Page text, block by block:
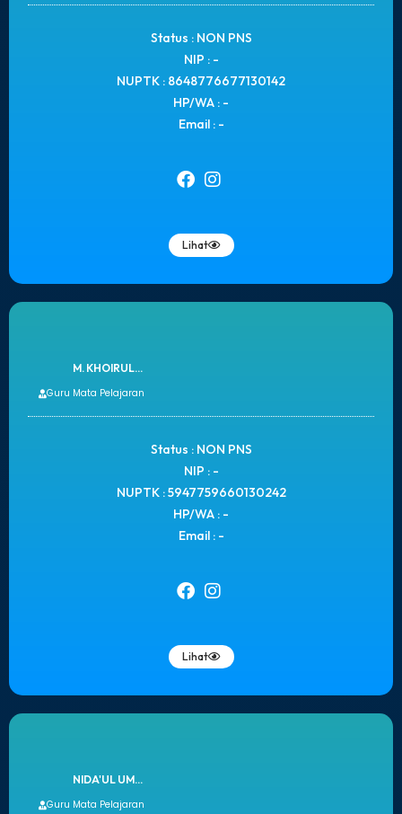
Status : NON PNS
NIP : -
NUPTK : 8648776677130142
HP/WA : -
Email : -
Lihat
M. KHOIRUL...
Guru Mata Pelajaran
Status : NON PNS
NIP : -
NUPTK : 5947759660130242
HP/WA : -
Email : -
Lihat
NIDA'UL UM...
Guru Mata Pelajaran